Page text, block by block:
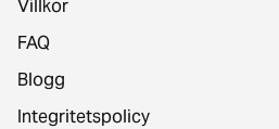
Villkor
FAQ
Blogg
Integritetspolicy